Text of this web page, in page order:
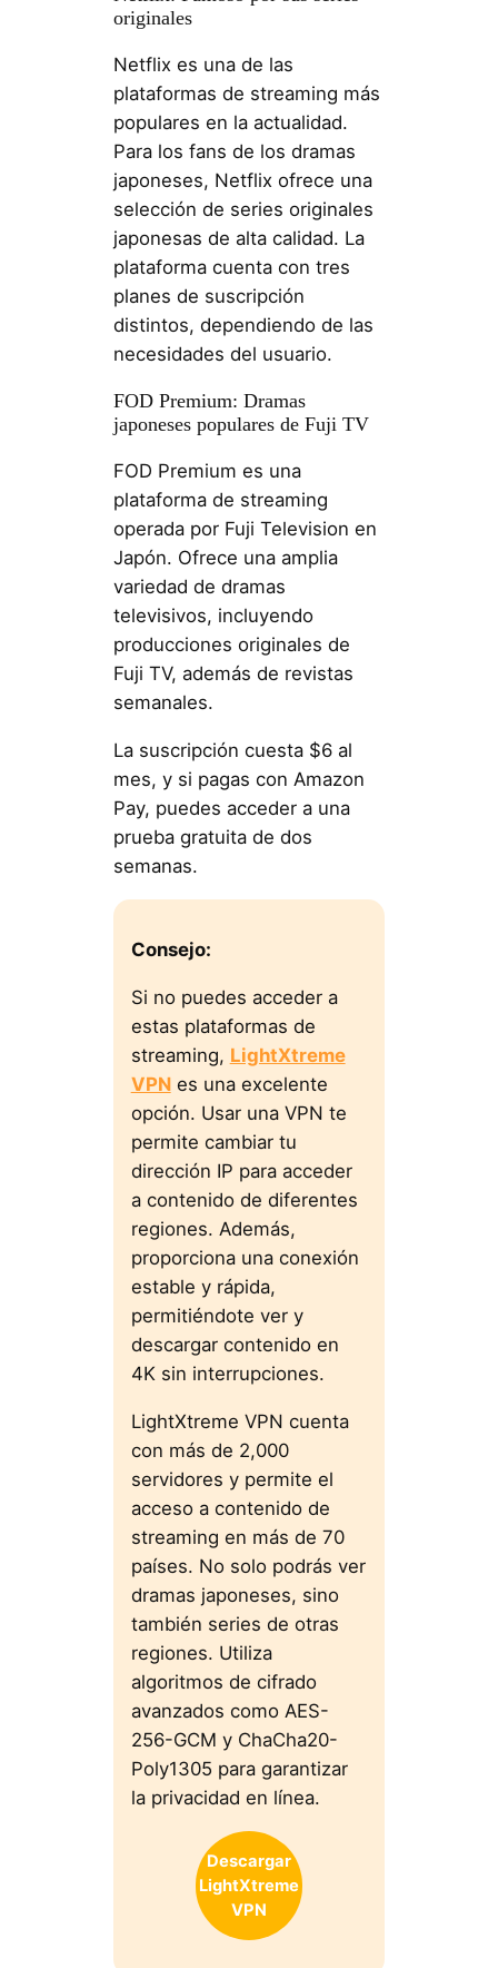
originales
Netflix es una de las
plataformas de streaming más
populares en la actualidad.
Para los fans de los dramas
japoneses, Netflix ofrece una
selección de series originales
japonesas de alta calidad. La
plataforma cuenta con tres
planes de suscripción
distintos, dependiendo de las
necesidades del usuario.
FOD Premium: Dramas
japoneses populares de Fuji TV
FOD Premium es una
plataforma de streaming
operada por Fuji Television en
Japón. Ofrece una amplia
variedad de dramas
televisivos, incluyendo
producciones originales de
Fuji TV, además de revistas
semanales.
La suscripción cuesta $6 al
mes, y si pagas con Amazon
Pay, puedes acceder a una
prueba gratuita de dos
semanas.
Consejo:
Si no puedes acceder a
estas plataformas de
streaming, LightXtreme
VPNes una excelente
opción. Usar una VPN te
permite cambiar tu
dirección IP para acceder
a contenido de diferentes
regiones. Además,
proporciona una conexión
estable y rápida,
permitiéndote ver y
descargar contenido en
4K sin interrupciones.
LightXtreme VPN cuenta
con más de 2,000
servidores y permite el
acceso a contenido de
streaming en más de 70
países. No solo podrás ver
dramas japoneses, sino
también series de otras
regiones. Utiliza
algoritmos de cifrado
avanzados como AES-
256-GCM y ChaCha20-
Poly1305 para garantizar
la privacidad en línea.
Descargar
LightXtreme
VPN